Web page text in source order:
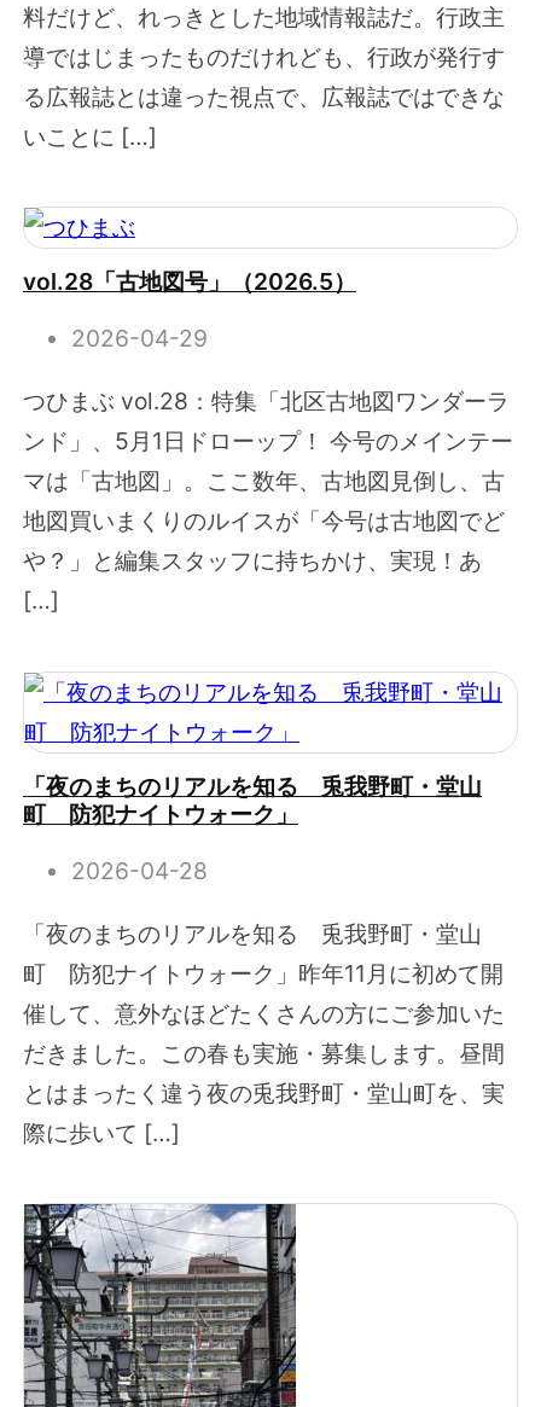
料だけど、れっきとした地域情報誌だ。行政主
導ではじまったものだけれども、行政が発行す
る広報誌とは違った視点で、広報誌ではできな
いことに […]
vol.28「古地図号」（2026.5）
2026-04-29
つひまぶ vol.28：特集「北区古地図ワンダーラ
ンド」、5月1日ドローップ！ 今号のメインテー
マは「古地図」。ここ数年、古地図見倒し、古
地図買いまくりのルイスが「今号は古地図でど
や？」と編集スタッフに持ちかけ、実現！あ
[…]
「夜のまちのリアルを知る 兎我野町・堂山
町 防犯ナイトウォーク」
2026-04-28
「夜のまちのリアルを知る 兎我野町・堂山
町 防犯ナイトウォーク」昨年11月に初めて開
催して、意外なほどたくさんの方にご参加いた
だきました。この春も実施・募集します。昼間
とはまったく違う夜の兎我野町・堂山町を、実
際に歩いて […]